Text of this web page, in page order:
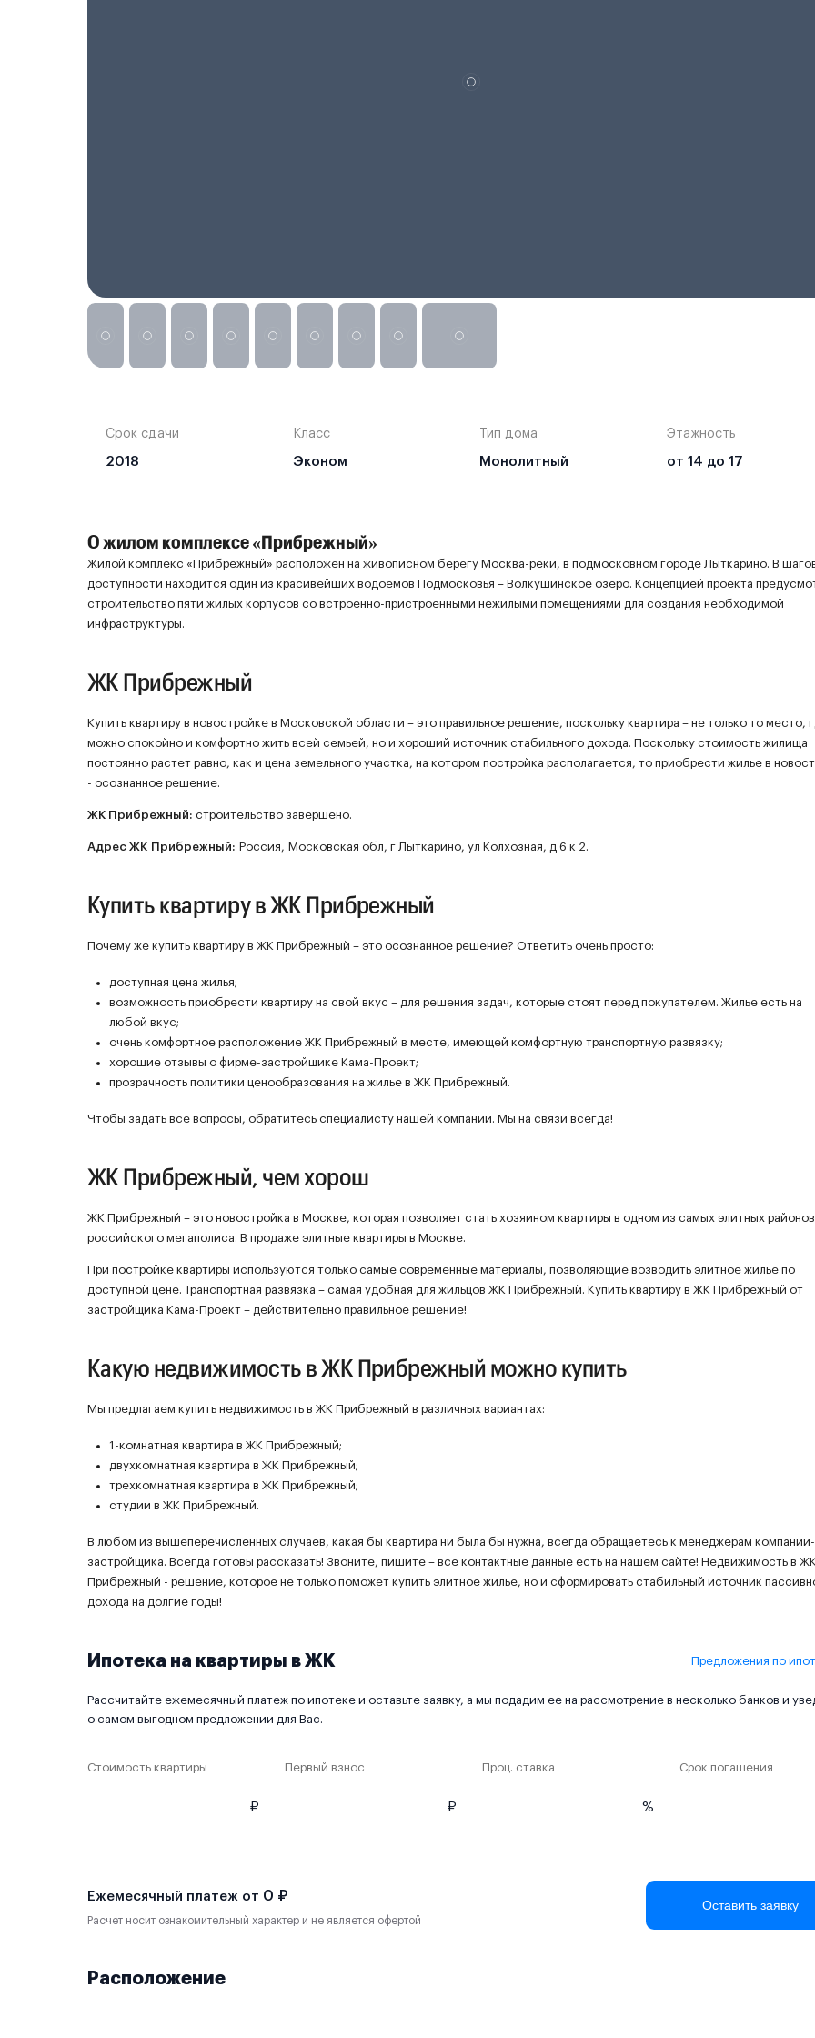
Срок сдачи
2018
Класс
Эконом
Тип дома
Монолитный
Этажность
от 14 до 17
О жилом комплексе «Прибрежный»
Жилой комплекс «Прибрежный» расположен на живописном берегу Москва-реки, в подмосковном городе Лыткарино. В
доступности находится один из красивейших водоемов Подмосковья – Волкушинское озеро. Концепцией проекта
строительство пяти жилых корпусов со встроенно-пристроенными нежилыми помещениями для создания необходимой
инфраструктуры.
ЖК Прибрежный
Купить квартиру в новостройке в Московской области – это правильное решение, поскольку квартира – не только то место,
можно спокойно и комфортно жить всей семьей, но и хороший источник стабильного дохода. Поскольку стоимость жилища
постоянно растет равно, как и цена земельного участка, на котором постройка располагается, то приобрести жилье в
- осознанное решение.
ЖК Прибрежный: строительство завершено.
Адрес ЖК Прибрежный: Россия, Московская обл, г Лыткарино, ул Колхозная, д 6 к 2.
Купить квартиру в ЖК Прибрежный
Почему же купить квартиру в ЖК Прибрежный – это осознанное решение? Ответить очень просто:
доступная цена жилья;
возможность приобрести квартиру на свой вкус – для решения задач, которые стоят перед покупателем. Жилье есть на
любой вкус;
очень комфортное расположение ЖК Прибрежный в месте, имеющей комфортную транспортную развязку;
хорошие отзывы о фирме-застройщике Кама-Проект;
прозрачность политики ценообразования на жилье в ЖК Прибрежный.
Чтобы задать все вопросы, обратитесь специалисту нашей компании. Мы на связи всегда!
ЖК Прибрежный, чем хорош
ЖК Прибрежный – это новостройка в Москве, которая позволяет стать хозяином квартиры в одном из самых элитных районов
российского мегаполиса. В продаже элитные квартиры в Москве.
При постройке квартиры используются только самые современные материалы, позволяющие возводить элитное жилье по
доступной цене. Транспортная развязка – самая удобная для жильцов ЖК Прибрежный. Купить квартиру в ЖК Прибрежный от
застройщика Кама-Проект – действительно правильное решение!
Какую недвижимость в ЖК Прибрежный можно купить
Мы предлагаем купить недвижимость в ЖК Прибрежный в различных вариантах:
1-комнатная квартира в ЖК Прибрежный;
двухкомнатная квартира в ЖК Прибрежный;
трехкомнатная квартира в ЖК Прибрежный;
студии в ЖК Прибрежный.
В любом из вышеперечисленных случаев, какая бы квартира ни была бы нужна, всегда обращаетесь к менеджерам компании-
застройщика. Всегда готовы рассказать! Звоните, пишите – все контактные данные есть на нашем сайте! Недвижимость в ЖК
Прибрежный - решение, которое не только поможет купить элитное жилье, но и сформировать стабильный источник
дохода на долгие годы!
Ипотека на квартиры в ЖК Предложения по
Рассчитайте ежемесячный платеж по ипотеке и оставьте заявку, а мы подадим ее на рассмотрение в несколько банков и
о самом выгодном предложении для Вас.
Стоимость квартиры
₽
Первый взнос
₽
Проц. ставка
%
Срок погашения
Ежемесячный платеж от 0 ₽
Расчет носит ознакомительный характер и не является офертой
Оставить заявку
Расположение